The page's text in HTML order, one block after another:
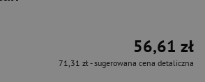
56,61 zł
71,31 zł- sugerowana cena detaliczna